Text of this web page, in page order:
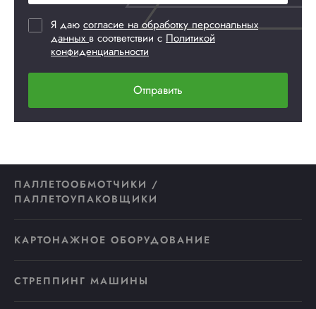
Я даю согласие на обработку персональных
данных в соответствии с Политикой
конфиденциальности
Отправить
ПАЛЛЕТООБМОТЧИКИ /
ПАЛЛЕТОУПАКОВЩИКИ
КАРТОНАЖНОЕ ОБОРУДОВАНИЕ
СТРЕППИНГ МАШИНЫ